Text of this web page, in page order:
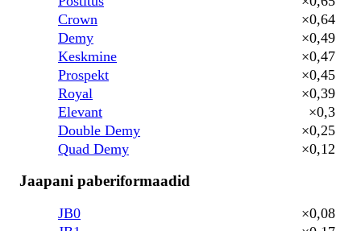
Crown
×0,64
Demy
×0,49
Keskmine
×0,47
Prospekt
×0,45
Royal
×0,39
Elevant
×0,3
Double Demy
×0,25
Quad Demy
×0,12
Jaapani paberiformaadid
JB0
×0,08